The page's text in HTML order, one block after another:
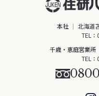
本社
北海道
TEL：
千歳・恵庭営業所
TEL：